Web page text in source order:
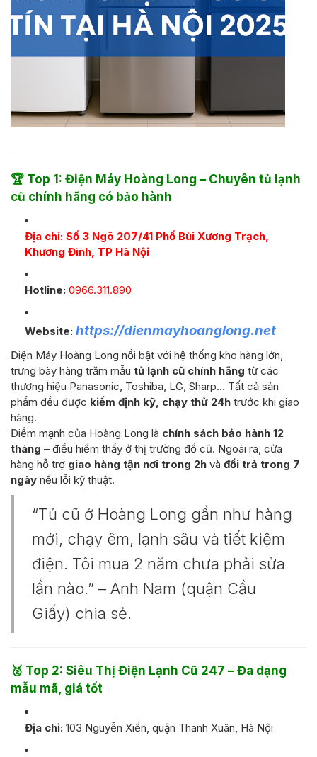
🏆 Top 1: Điện Máy Hoàng Long – Chuyên tủ lạnh
cũ chính hãng có bảo hành
Địa chỉ: Số 3 Ngõ 207/41 Phố Bùi Xương Trạch,
Khương Đình, TP Hà Nội
Hotline: 0966.311.890
Website: https://dienmayhoanglong.net
Điện Máy Hoàng Long nổi bật với hệ thống kho hàng lớn,
trưng bày hàng trăm mẫu tủ lạnh cũ chính hãng từ các
thương hiệu Panasonic, Toshiba, LG, Sharp… Tất cả sản
phẩm đều được kiểm định kỹ, chạy thử 24h trước khi giao
hàng.
Điểm mạnh của Hoàng Long là chính sách bảo hành 12
tháng – điều hiếm thấy ở thị trường đồ cũ. Ngoài ra, cửa
hàng hỗ trợ giao hàng tận nơi trong 2h và đổi trả trong 7
ngày nếu lỗi kỹ thuật.
“Tủ cũ ở Hoàng Long gần như hàng
mới, chạy êm, lạnh sâu và tiết kiệm
điện. Tôi mua 2 năm chưa phải sửa
lần nào.” – Anh Nam (quận Cầu
Giấy) chia sẻ.
🥈 Top 2: Siêu Thị Điện Lạnh Cũ 247 – Đa dạng
mẫu mã, giá tốt
Địa chỉ: 103 Nguyễn Xiển, quận Thanh Xuân, Hà Nội